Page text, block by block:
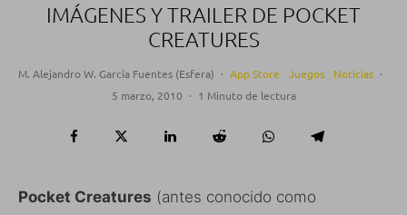
IMÁGENES Y TRAILER DE POCKET
CREATURES
M. Alejandro W. García Fuentes (Esfera) · App Store Juegos Noticias ·
5 marzo, 2010 · 1 Minuto de lectura
Pocket Creatures (antes conocido como